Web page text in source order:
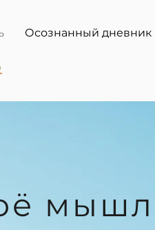
Осознанный дневник